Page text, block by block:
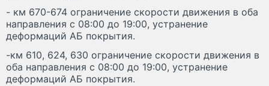
- км 670-674 ограничение скорости движения в оба
направления с 08:00 до 19:00, устранение
деформаций АБ покрытия.
-км 610, 624, 630 ограничение скорости движения в
оба направления с 08:00 до 19:00, устранение
деформаций АБ покрытия.